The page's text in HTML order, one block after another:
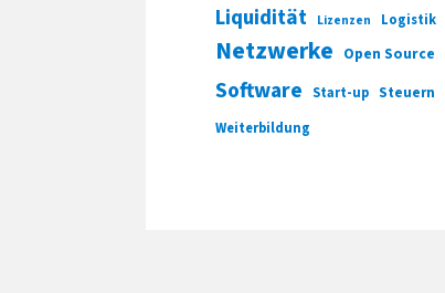
Liquidität Lizenzen Logistik
Netzwerke Open Source
Software Start-up Steuern
Weiterbildung